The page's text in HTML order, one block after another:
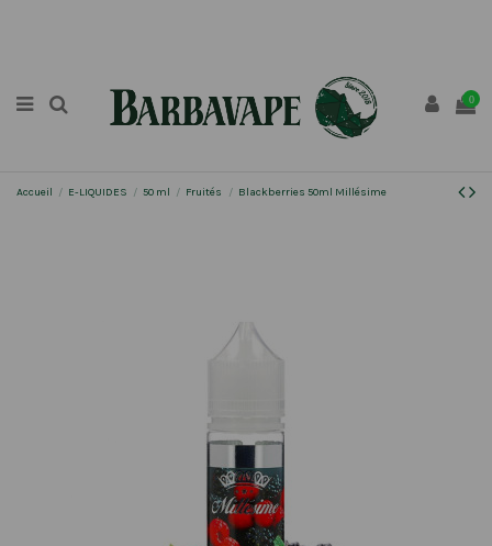
0
Accueil E-LIQUIDES 50 ml Fruités Blackberries 50ml Millésime